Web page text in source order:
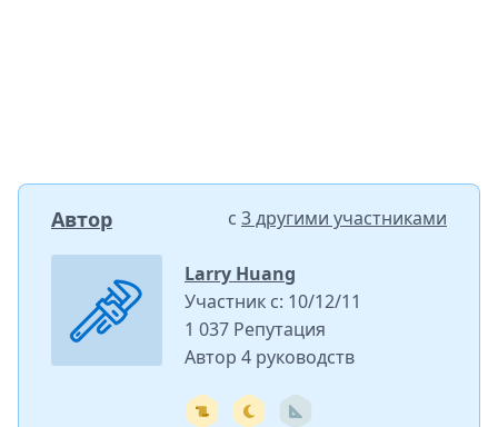
Автор с 3 другими участниками
Larry Huang
Участник с: 10/12/11
1 037 Репутация
Автор 4 руководств